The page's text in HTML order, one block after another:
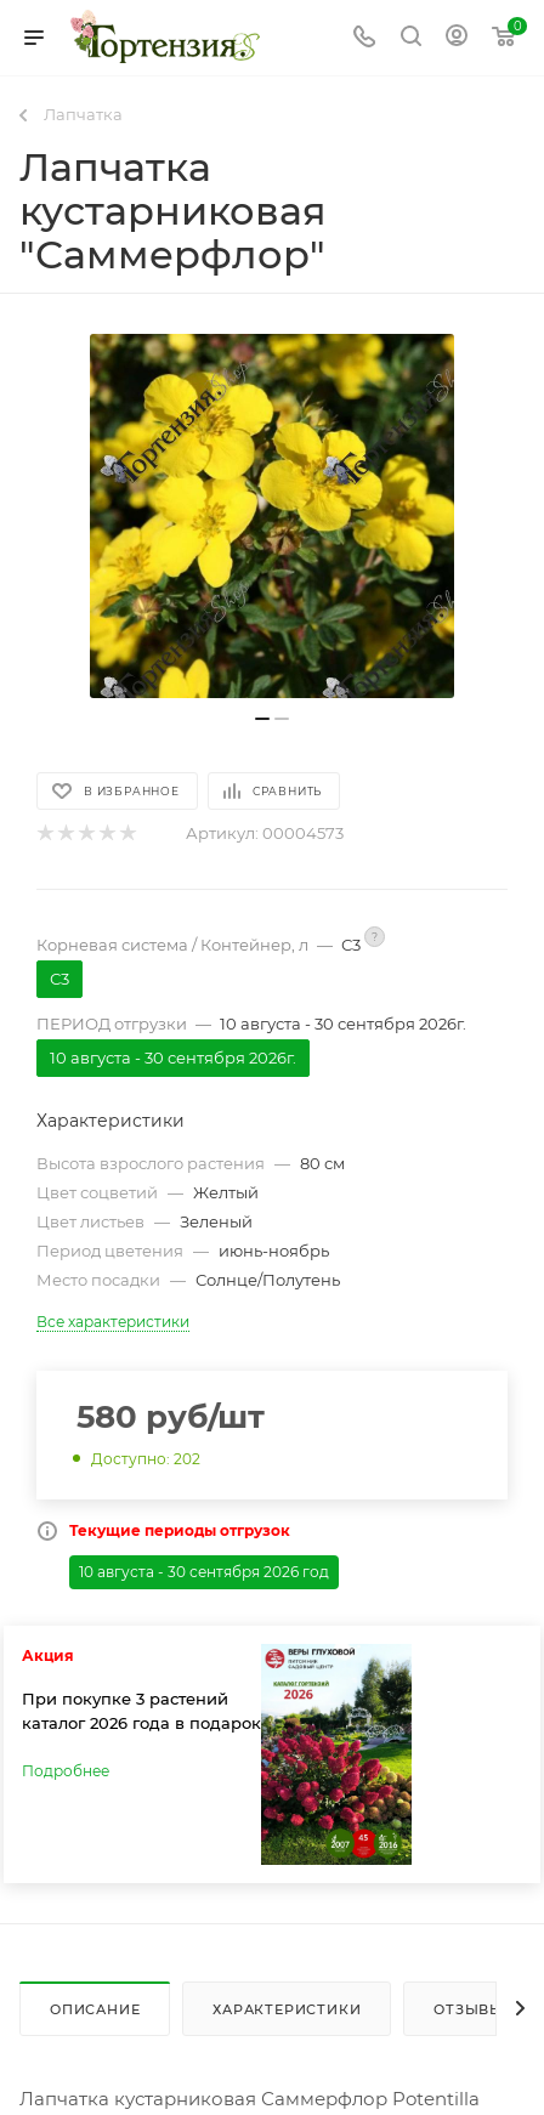
0
Лапчатка
Лапчатка
кустарниковая
"Саммерфлор"
В ИЗБРАННОЕ СРАВНИТЬ
Артикул: 00004573
Корневая система / Контейнер, л — С3 ?
С3
ПЕРИОД отгрузки — 10 августа - 30 сентября 2026г.
10 августа - 30 сентября 2026г.
Характеристики
Высота взрослого растения — 80 см
Цвет соцветий — Желтый
Цвет листьев — Зеленый
Период цветения — июнь-ноябрь
Место посадки — Солнце/Полутень
Все характеристики
580 руб/шт
Доступно: 202
Текущие периоды отгрузок
10 августа - 30 сентября 2026 год
Акция
При покупке 3 растений
каталог 2026 года в подарок
Подробнее
ОПИСАНИЕ ХАРАКТЕРИСТИКИ ОТЗЫВЫ
Лапчатка кустарниковая Саммерфлор Potentilla